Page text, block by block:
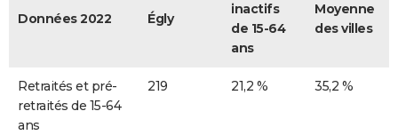
Données 2022 Égly
inactifs
de 15-64
ans
Moyenne
des villes
Retraités et pré-
retraités de 15-64
ans
219 21,2 % 35,2 %